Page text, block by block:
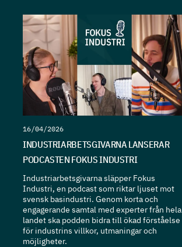
16/04/2026
INDUSTRIARBETSGIVARNA LANSERAR
PODCASTEN FOKUS INDUSTRI
Industriarbetsgivarna släpper Fokus
Industri, en podcast som riktar ljuset mot
svensk basindustri. Genom korta och
engagerande samtal med experter från hela
landet ska podden bidra till ökad förståelse
för industrins villkor, utmaningar och
möjligheter.